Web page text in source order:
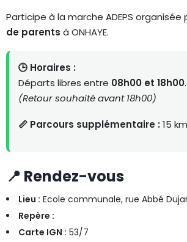
Participe à la marche ADEPS organisée
de parents à ONHAYE.
🕒 Horaires :
Départs libres entre 08h00 et 18h00.
(Retour souhaité avant 18h00)
📏 Parcours supplémentaire :15 km
📍 Rendez-vous
Lieu : Ecole communale, rue Abbé
Repère :
Carte IGN : 53/7